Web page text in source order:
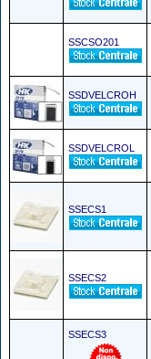
SSCSO201
SSDVELCROH
SSDVELCROL
SSECS1
SSECS2
SSECS3